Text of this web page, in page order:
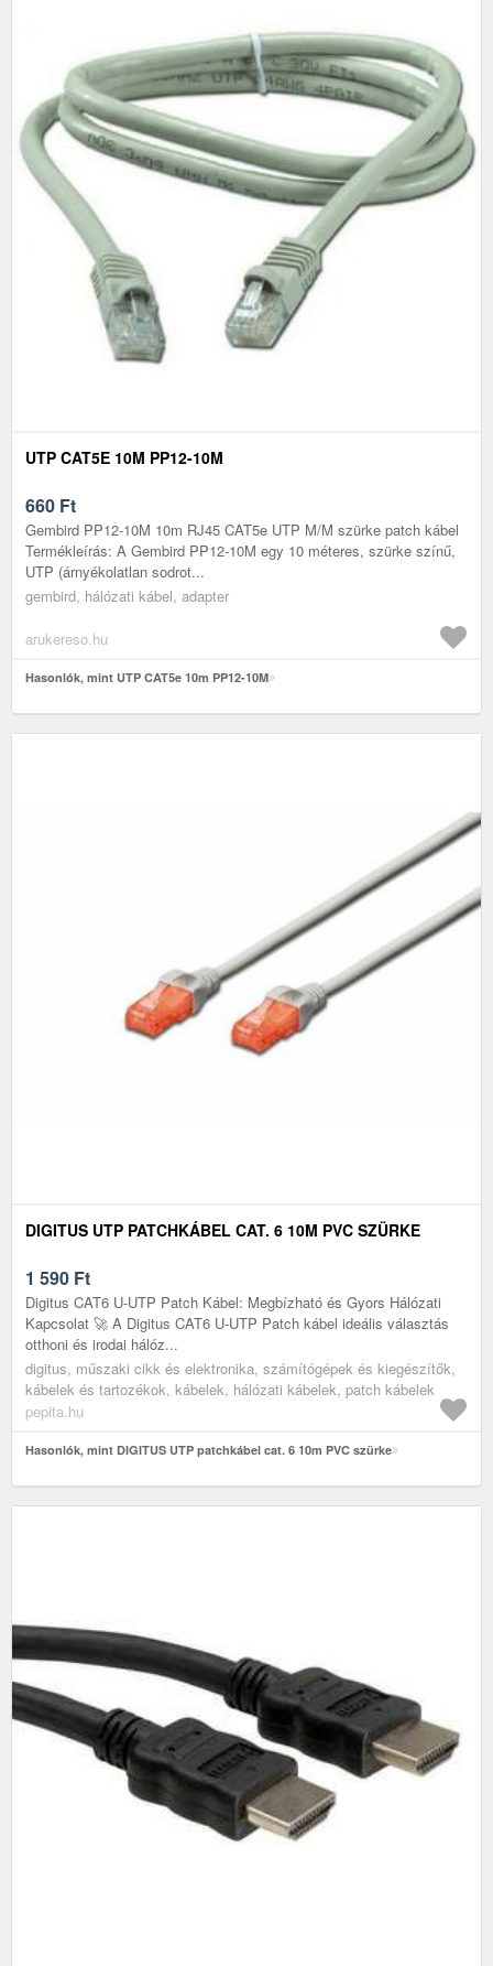
UTP CAT5E 10M PP12-10M
660 Ft
Gembird PP12-10M 10m RJ45 CAT5e UTP M/M szürke patch kábel
Termékleírás: A Gembird PP12-10M egy 10 méteres, szürke színű,
UTP (árnyékolatlan sodrot...
gembird, hálózati kábel, adapter
arukereso.hu
Hasonlók, mint UTP CAT5e 10m PP12-10M
DIGITUS UTP PATCHKÁBEL CAT. 6 10M PVC SZÜRKE
1 590 Ft
Digitus CAT6 U-UTP Patch Kábel: Megbízható és Gyors Hálózati
Kapcsolat 🚀 A Digitus CAT6 U-UTP Patch kábel ideális választás
otthoni és irodai hálóz...
digitus, műszaki cikk és elektronika, számítógépek és kiegészítők,
kábelek és tartozékok, kábelek, hálózati kábelek, patch kábelek
pepita.hu
Hasonlók, mint DIGITUS UTP patchkábel cat. 6 10m PVC szürke